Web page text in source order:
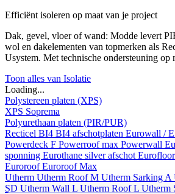
Efficiënt isoleren op maat van je project
Dak, gevel, vloer of wand: Modde levert
wol en dakelementen van topmerken als
Usystem. Met technische ondersteuning op
Toon alles van Isolatie
Loading...
Polystereen platen (XPS)
XPS Soprema
Polyurethaan platen (PIR/PUR)
Recticel BI4 BI4 afschotplaten Eurowall /
Powerdeck F Powerroof max Powerwall
sponning Eurothane silver afschot Eurofloor
EuroroofEuroroof Max
Utherm Utherm Roof M Utherm Sarking A
SD Utherm Wall L Utherm Roof L Utherm